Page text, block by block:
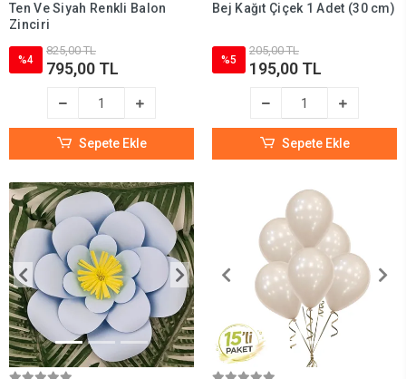
Ten Ve Siyah Renkli Balon
Zinciri
%4
825,00 TL
795,00 TL
Sepete Ekle
Bej Kağıt Çiçek 1 Adet (30 cm)
%5
205,00 TL
195,00 TL
Sepete Ekle